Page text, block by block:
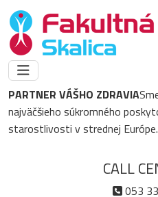
PARTNER VÁŠHO ZDRAVIA
najväčšieho súkromného
starostlivosti v strednej Európe.
CALL
053